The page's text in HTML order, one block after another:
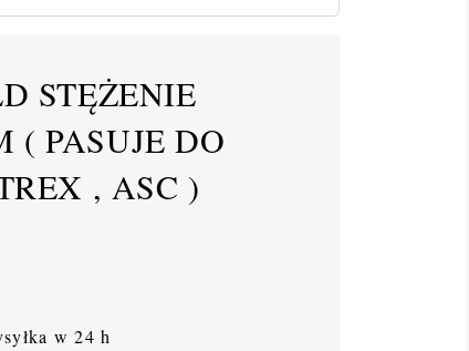
STĘŻENIE
( PASUJE DO
, ASC )
w 24 h